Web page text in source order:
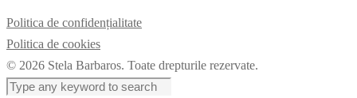
Politica de confidențialitate
Politica de cookies
© 2026 Stela Barbaros. Toate drepturile rezervate.